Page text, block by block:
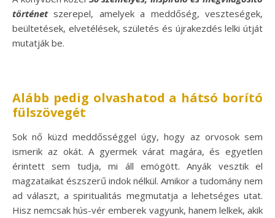
történetszerepel, amelyek a meddőség, veszteségek,
beültetések, elvetélések, születés és újrakezdés lelki útját
mutatják be.
Alább pedig olvashatod a hátsó borító
fülszövegét
Sok nő küzd meddősséggel úgy, hogy az orvosok sem
ismerik az okát. A gyermek várat magára, és egyetlen
érintett sem tudja, mi áll emögött. Anyák vesztik el
magzataikat észszerű indok nélkül. Amikor a tudomány nem
ad választ, a spiritualitás megmutatja a lehetséges utat.
Hisz nemcsak hús-vér emberek vagyunk, hanem lelkek, akik